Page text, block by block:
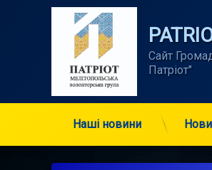
Сайт
Патріот"
Наші новини